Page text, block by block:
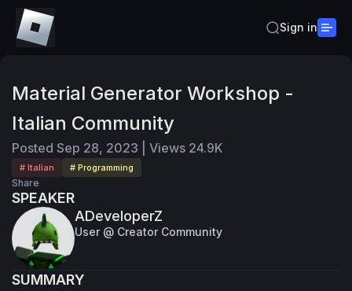
Sign in
Material Generator Workshop -
Italian Community
Posted Sep 28, 2023 Views 24.9K
# Italian # Programming
Share
SPEAKER
ADeveloperZ
User @ Creator Community
SUMMARY